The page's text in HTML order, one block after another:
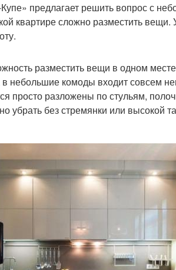
предлагает решить вопрос с
квартире сложно разместить
разместить вещи в одном
небольшие комоды входит совсем
просто разложены по стульям,
убрать без стремянки или высокой